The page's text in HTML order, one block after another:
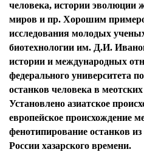
человека, истории эволюции
миров и пр. Хорошим
исследования молодых
биотехнологии им. Д.И.
истории и международных
федерального университета
останков человека в
Установлено азиатское
европейское происхождение
фенотипирование останков
России хазарского времени.